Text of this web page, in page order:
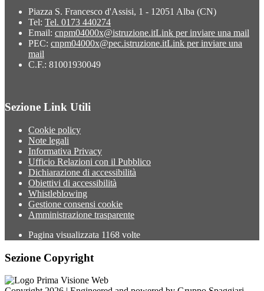
Piazza S. Francesco d'Assisi, 1 - 12051 Alba (CN)
Tel: Tel. 0173 440274
Email: cnpm04000x@istruzione.itLink per inviare una mail
PEC: cnpm04000x@pec.istruzione.itLink per inviare una
mail
C.F.: 81001930049
Sezione Link Utili
Cookie policy
Note legali
Informativa Privacy
Ufficio Relazioni con il Pubblico
Dichiarazione di accessibilità
Obiettivi di accessibilità
Whistleblowing
Gestione consensi cookie
Amministrazione trasparente
Pagina visualizzata 1168 volte
Sezione Copyright